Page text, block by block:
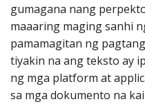
gumagana nang
maaaring maging sanhi
pamamagitan ng
tiyakin na ang teksto ay
ng mga platform at
sa mga dokumento na